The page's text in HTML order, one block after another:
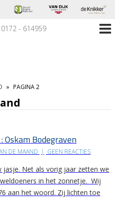
0172 - 614959
» PAGINA 2
Bodegraven
DE MAAND | GEEN REACTIES
jasje. Net als vorig jaar zetten we
in het zonnetje. Wij
aan het woord. Zij lichten toe